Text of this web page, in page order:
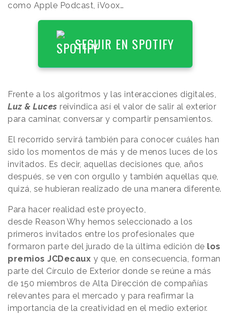
como Apple Podcast, iVoox…
SEGUIR EN SPOTIFY
Frente a los algoritmos y las interacciones digitales,
Luz & Luces reivindica así el valor de salir al exterior
para caminar, conversar y compartir pensamientos.
El recorrido servirá también para conocer cuáles han
sido los momentos de más y de menos luces de los
invitados. Es decir, aquellas decisiones que, años
después, se ven con orgullo y también aquellas que,
quizá, se hubieran realizado de una manera diferente.
Para hacer realidad este proyecto,
desde Reason Why hemos seleccionado a los
primeros invitados entre los profesionales que
formaron parte del jurado de la última edición de los
premios JCDecaux y que, en consecuencia, forman
parte del Círculo de Exterior donde se reúne a más
de 150 miembros de Alta Dirección de compañías
relevantes para el mercado y para reafirmar la
importancia de la creatividad en el medio exterior.